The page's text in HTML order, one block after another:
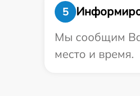
5
Мы сообщим
место и время.